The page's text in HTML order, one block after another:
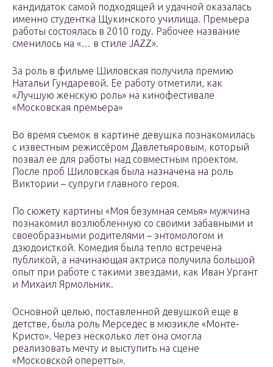
кандидаток самой подходящей и удачной оказалась
именно студентка Щукинского училища. Премьера
работы состоялась в 2010 году. Рабочее название
сменилось на «… в стиле JAZZ».
За роль в фильме Шиловская получила премию
Натальи Гундаревой. Ее работу отметили, как
«Лучшую женскую роль» на кинофестивале
«Московская премьера»
Во время съемок в картине девушка познакомилась
с известным режиссёром Давлетьяровым, который
позвал ее для работы над совместным проектом.
После проб Шиловская была назначена на роль
Виктории – супруги главного героя.
По сюжету картины «Моя безумная семья» мужчина
познакомил возлюбленную со своими забавными и
своеобразными родителями – энтомологом и
дзюдоисткой. Комедия была тепло встречена
публикой, а начинающая актриса получила большой
опыт при работе с такими звездами, как Иван Ургант
и Михаил Ярмольник.
Основной целью, поставленной девушкой еще в
детстве, была роль Мерседес в мюзикле «Монте-
Кристо». Через несколько лет она смогла
реализовать мечту и выступить на сцене
«Московской оперетты».